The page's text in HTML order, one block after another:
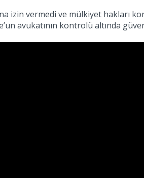
izin vermedi ve mülkiyet hakları
avukatının kontrolü altında